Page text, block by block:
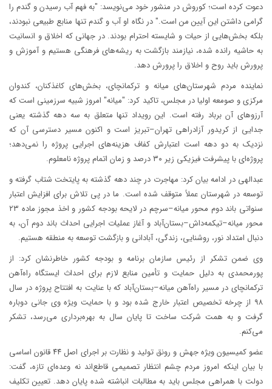
دعوت کرده است؛ کوروش در منشور خود می‌نویسد: "به فهم آب رسیدن و گندم را
گرامی داشتن این آیین من است." در نگاه او آب و گندم تنها منابع طبیعی نبودند،
بلکه بخش‌هایی از حیات و شایسته احترام بودند. در جهانی که اخلاق و انسانیت
به حاشیه رانده شده، نیازمند بازگشت به ریشه‌های فرهنگی هستیم و آموزش و
پرورش باید روح و اخلاق را پرورش دهد.
نماینده مردم شهرستان‌های میانه و ترکمانچای، بخش‌های کاغذکنان، کندوان
مرکزی و صومعه اولیا در مجلس، تاکید کرد: "میانه" امروز شبیه سرزمینی است که
آرزوهای آن برباد رفته است. این رویداد تنها متعلق به سه دهه گذشته یعنی
جدایی از کریدور آزادراهی تهران–تبریز است و اکنون مسیر دسترسی آن که
نزدیک به دو دهه است اعتبارش کفاف هزینه‌های اجرایی پروژه را نمی‌دهد؛
پروژه‌ای با پیشرفت فیزیکی زیر ۳۰ درصد و زمان اتمام پروژه نامعلوم.
عبدالهی در ادامه بیان کرد: مهاجرت در چند دهه گذشته به پایتخت شتاب گرفته و
توسعه در شهرستان عملاً متوقف شده است. ما در پی تلاش برای افزایش اعتبار
سنواتی باند دوم محور میانه–سرچم در لایحه بودجه کشور و اخذ مجوز ماده ۲۳
محور میانه–تیکمه‌داش–بستان‌آباد و آغاز عملیات اجرایی احداث باند دوم آن، به
دنبال امتداد نور، روشنایی، زندگی، آبادانی و بازگشت توسعه به منطقه هستیم.
وی ضمن تشکر از رئیس سازمان برنامه و بودجه کشور خاطرنشان کرد: از
پورمحمدی به دلیل حمایت و تأمین منابع لازم برای احداث ایستگاه راه‌آهن
ترکمانچای در مسیر راه‌آهن میانه–بستان‌آباد که با عنایت به افتتاح پروژه در سال
۹۸ از چرخه تخصیص اعتبار خارج شده بود و با حمایت ویژه وی جانی دوباره
گرفت و به همت شرکت ساخت تا پایان سال به بهره‌برداری می‌رسد، تشکر
می‌کنم.
عضو کمیسیون ویژه جهش و رونق تولید و نظارت بر اجرای اصل ۴۴ قانون اساسی
با بیان اینکه امروز مردم چشم انتظار تصمیمی قاطع‌اند نه وعده‌ای تازه، گفت:
دولت با همراهی مجلس باید به مطالبات انباشته شده پایان دهد. تعیین تکلیف